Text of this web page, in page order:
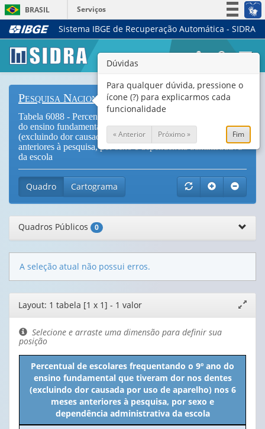
BRASIL
Serviços
Simplifique!
Legislação
Canais
Sistema IBGE de Recuperação Automática - SIDRA
Pesquisa Nacional de Saúde do Escolar
Tabela 6088 - Percentual de escolares frequentando o 9º ano
do ensino fundamental que tiveram dor nos dentes
(excluindo dor causada por uso de aparelho) nos 6 meses
anteriores à pesquisa, por sexo e dependência administrativa
da escola
Quadro Cartograma
Quadros Públicos 0
A seleção atual não possui erros.
Editor
de
layout
janela
Layout: 1 tabela [1 x 1] - 1 valor
Selecione e arraste uma dimensão para definir sua
posição
Percentual de escolares frequentando o 9º ano do
ensino fundamental que tiveram dor nos dentes
(excluindo dor causada por uso de aparelho) nos 6
meses anteriores à pesquisa, por sexo e
dependência administrativa da escola
Dúvidas
Para qualquer dúvida, pressione o
ícone (?) para explicarmos cada
funcionalidade
« Anterior Próximo » Fim